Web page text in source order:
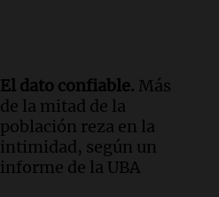
El dato confiable. Más
de la mitad de la
población reza en la
intimidad, según un
informe de la UBA